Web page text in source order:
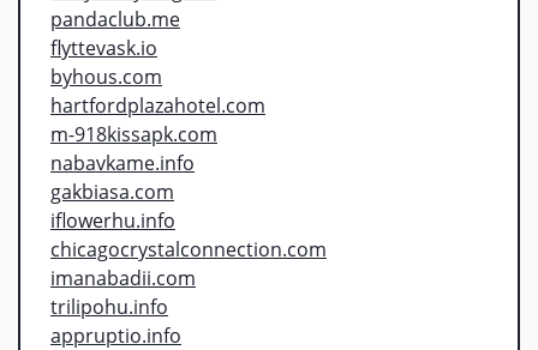
pandaclub.me
flyttevask.io
byhous.com
hartfordplazahotel.com
m-918kissapk.com
nabavkame.info
gakbiasa.com
iflowerhu.info
chicagocrystalconnection.com
imanabadii.com
trilipohu.info
appruptio.info